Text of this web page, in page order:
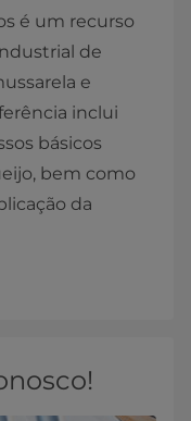
é um recurso
de
e
inclui
básicos
bem como
da